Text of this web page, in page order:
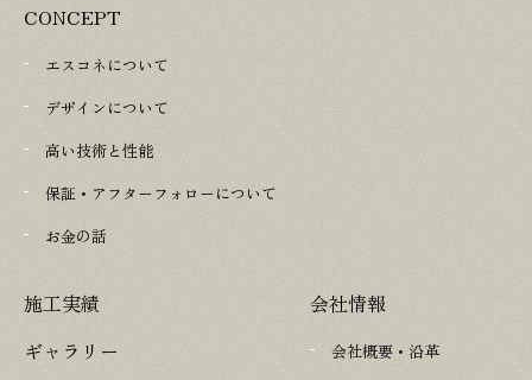
CONCEPT
エスコネについて
デザインについて
高い技術と性能
保証・アフターフォローについて
お金の話
施工実績
ギャラリー
会社情報
会社概要・沿革